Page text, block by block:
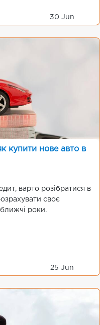
30 Jun
купити нове авто в
варто розібратися в
своє
роки.
25 Jun